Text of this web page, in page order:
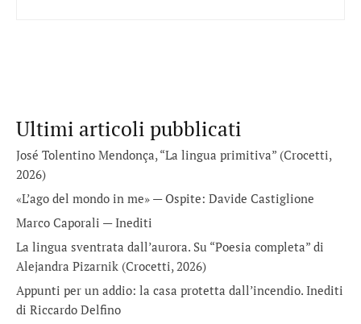
Ultimi articoli pubblicati
José Tolentino Mendonça, “La lingua primitiva” (Crocetti,
2026)
«L’ago del mondo in me» — Ospite: Davide Castiglione
Marco Caporali — Inediti
La lingua sventrata dall’aurora. Su “Poesia completa” di
Alejandra Pizarnik (Crocetti, 2026)
Appunti per un addio: la casa protetta dall’incendio. Inediti
di Riccardo Delfino